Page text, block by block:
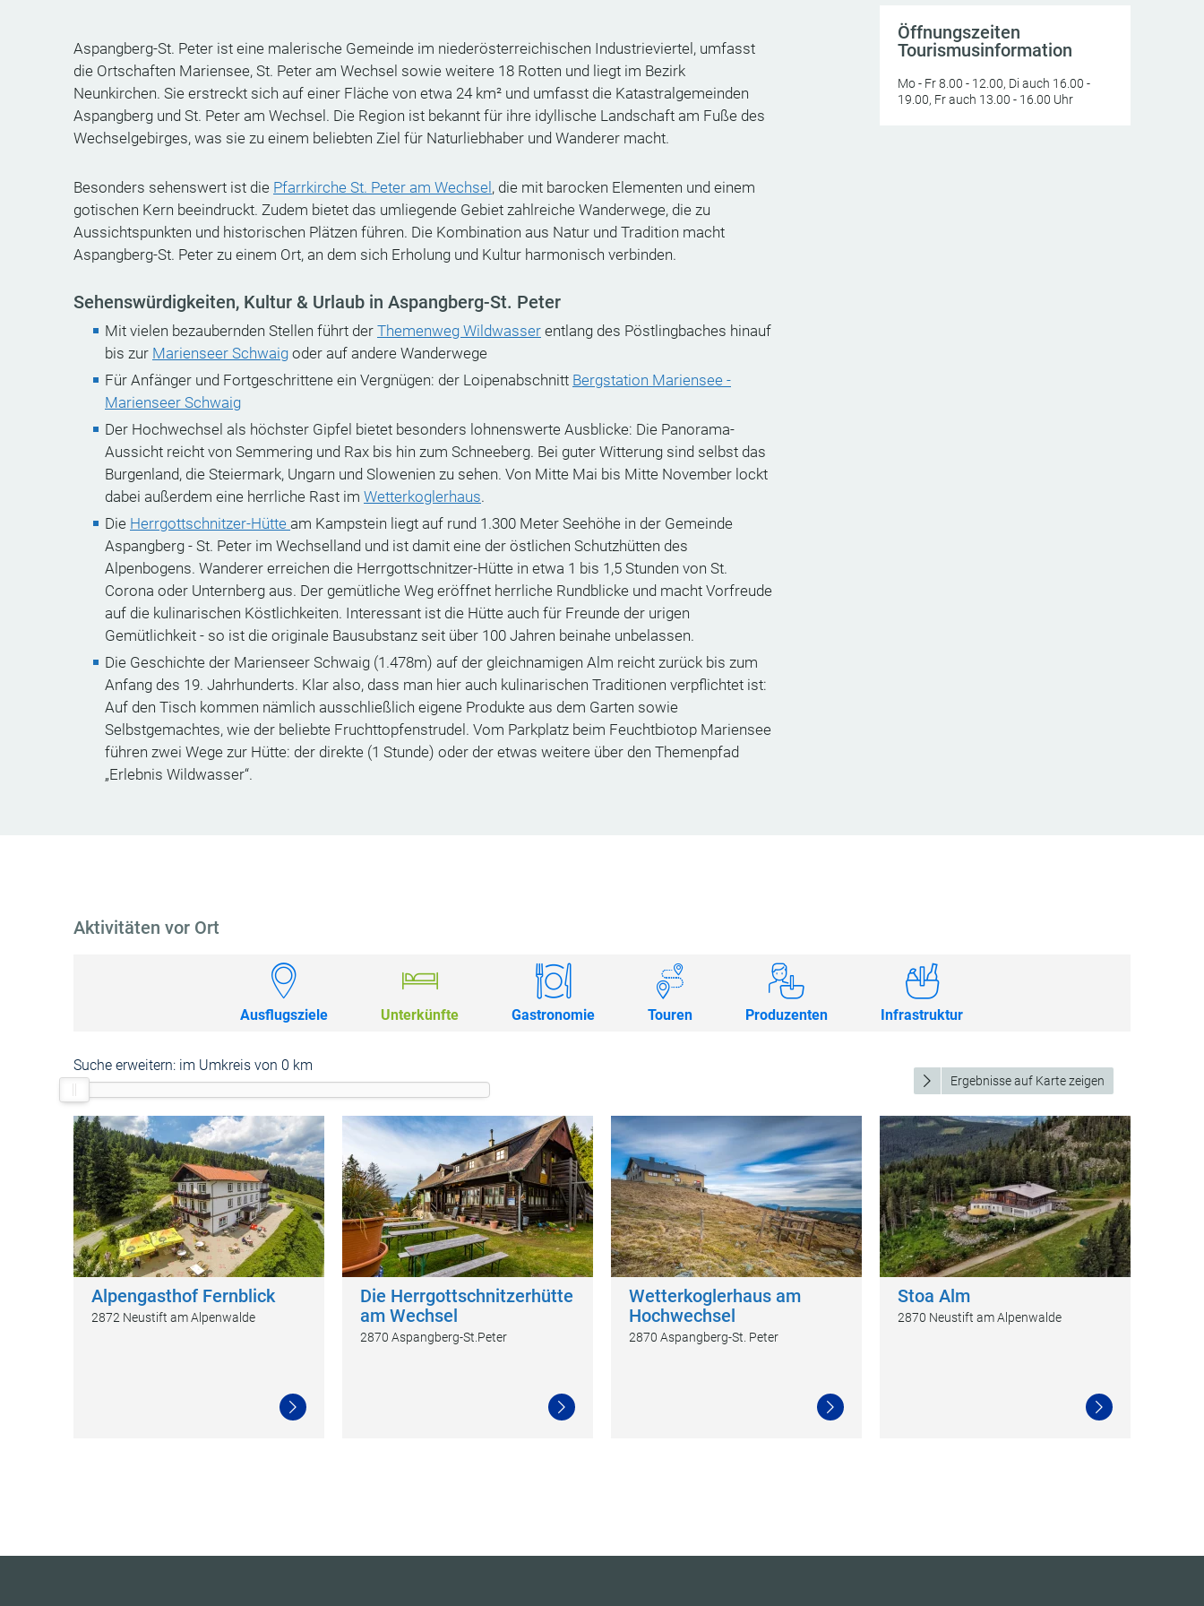
Aspangberg-St. Peter ist eine malerische Gemeinde im niederösterreichischen Industrieviertel, umfasst
die Ortschaften Mariensee, St. Peter am Wechsel sowie weitere 18 Rotten und liegt im Bezirk
Neunkirchen. Sie erstreckt sich auf einer Fläche von etwa 24 km² und umfasst die Katastralgemeinden
Aspangberg und St. Peter am Wechsel. Die Region ist bekannt für ihre idyllische Landschaft am Fuße des
Wechselgebirges, was sie zu einem beliebten Ziel für Naturliebhaber und Wanderer macht.
Besonders sehenswert ist die Pfarrkirche St. Peter am Wechsel , die mit barocken Elementen und einem
gotischen Kern beeindruckt. Zudem bietet das umliegende Gebiet zahlreiche Wanderwege, die zu
Aussichtspunkten und historischen Plätzen führen. Die Kombination aus Natur und Tradition macht
Aspangberg-St. Peter zu einem Ort, an dem sich Erholung und Kultur harmonisch verbinden.
Sehenswürdigkeiten, Kultur & Urlaub in Aspangberg-St. Peter
Mit vielen bezaubernden Stellen führt der Themenweg Wildwasser entlang des Pöstlingbaches hinauf
bis zur Marienseer Schwaig oder auf andere Wanderwege
Für Anfänger und Fortgeschrittene ein Vergnügen: der Loipenabschnitt Bergstation Mariensee -
Marienseer Schwaig
Der Hochwechsel als höchster Gipfel bietet besonders lohnenswerte Ausblicke: Die Panorama-
Aussicht reicht von Semmering und Rax bis hin zum Schneeberg. Bei guter Witterung sind selbst das
Burgenland, die Steiermark, Ungarn und Slowenien zu sehen. Von Mitte Mai bis Mitte November lockt
dabei außerdem eine herrliche Rast im Wetterkoglerhaus.
Die Herrgottschnitzer-Hütte am Kampstein liegt auf rund 1.300 Meter Seehöhe in der Gemeinde
Aspangberg - St. Peter im Wechselland und ist damit eine der östlichen Schutzhütten des
Alpenbogens. Wanderer erreichen die Herrgottschnitzer-Hütte in etwa 1 bis 1,5 Stunden von St.
Corona oder Unternberg aus. Der gemütliche Weg eröffnet herrliche Rundblicke und macht Vorfreude
auf die kulinarischen Köstlichkeiten. Interessant ist die Hütte auch für Freunde der urigen
Gemütlichkeit - so ist die originale Bausubstanz seit über 100 Jahren beinahe unbelassen.
Die Geschichte der Marienseer Schwaig (1.478m) auf der gleichnamigen Alm reicht zurück bis zum
Anfang des 19. Jahrhunderts. Klar also, dass man hier auch kulinarischen Traditionen verpflichtet ist:
Auf den Tisch kommen nämlich ausschließlich eigene Produkte aus dem Garten sowie
Selbstgemachtes, wie der beliebte Fruchttopfenstrudel. Vom Parkplatz beim Feuchtbiotop Mariensee
führen zwei Wege zur Hütte: der direkte (1 Stunde) oder der etwas weitere über den Themenpfad
„Erlebnis Wildwasser“.
Öffnungszeiten
Tourismusinformation
Mo - Fr 8.00 - 12.00, Di auch 16.00 -
19.00, Fr auch 13.00 - 16.00 Uhr
Aktivitäten vor Ort
Ausflugsziele Unterkünfte Gastronomie Touren Produzenten Infrastruktur
Suche erweitern: im Umkreis von 0 km
Ergebnisse auf Karte zeigen
Alpengasthof Fernblick
2872 Neustift am Alpenwalde
Die Herrgottschnitzerhütte
am Wechsel
2870 Aspangberg-St.Peter
Wetterkoglerhaus am
Hochwechsel
2870 Aspangberg-St. Peter
Stoa Alm
2870 Neustift am Alpenwalde